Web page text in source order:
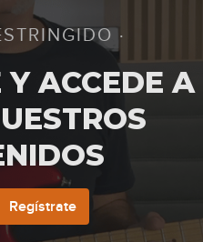
·
Y ACCEDE A
Regístrate
135
136
137